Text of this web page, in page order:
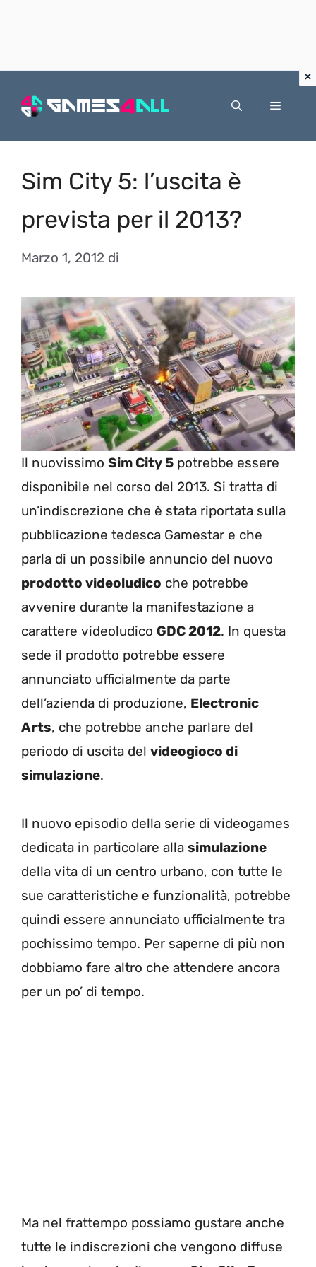
Menu
Sim City 5: l’uscita è
prevista per il 2013?
Marzo 1, 2012 di
Il nuovissimo Sim City 5 potrebbe essere
disponibile nel corso del 2013. Si tratta di
un’indiscrezione che è stata riportata sulla
pubblicazione tedesca Gamestar e che
parla di un possibile annuncio del nuovo
prodotto videoludico che potrebbe
avvenire durante la manifestazione a
carattere videoludico GDC 2012. In questa
sede il prodotto potrebbe essere
annunciato ufficialmente da parte
dell’azienda di produzione, Electronic
Arts, che potrebbe anche parlare del
periodo di uscita del videogioco di
simulazione.
Il nuovo episodio della serie di videogames
dedicata in particolare alla simulazione
della vita di un centro urbano, con tutte le
sue caratteristiche e funzionalità, potrebbe
quindi essere annunciato ufficialmente tra
pochissimo tempo. Per saperne di più non
dobbiamo fare altro che attendere ancora
per un po’ di tempo.
Ma nel frattempo possiamo gustare anche
tutte le indiscrezioni che vengono diffuse